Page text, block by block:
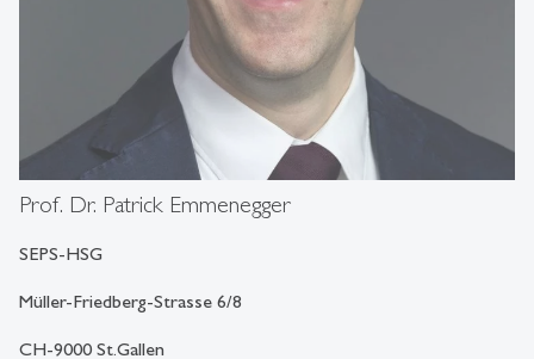
Prof. Dr. Patrick Emmenegger
SEPS-HSG
Müller-Friedberg-Strasse 6/8
CH-9000 St.Gallen